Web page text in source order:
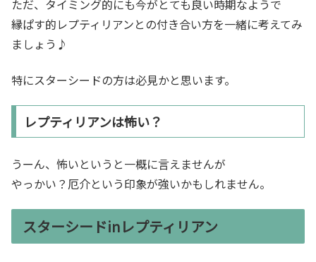
ただ、タイミング的にも今がとても良い時期なようで
縁ぱす的レプティリアンとの付き合い方を一緒に考えてみ
ましょう♪
特にスターシードの方は必見かと思います。
レプティリアンは怖い？
うーん、怖いというと一概に言えませんが
やっかい？厄介という印象が強いかもしれません。
スターシードinレプティリアン